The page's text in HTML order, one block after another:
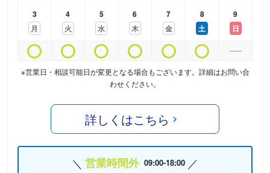
3
月
4
火
5
水
6
木
7
金
8
土
9
日
※営業日・相談可能日が変更となる場合もございます。詳細はお問い合
わせください。
詳しくはこちら
営業時間外 09:00-18:00